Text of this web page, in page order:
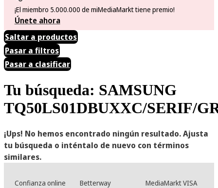
¡El miembro 5.000.000 de miMediaMarkt tiene premio!
Únete ahora
Saltar a productos
Pasar a filtros
Pasar a clasificar
Tu búsqueda: SAMSUNG
TQ50LS01DBUXXC/SERIF/
¡Ups! No hemos encontrado ningún resultado. Ajusta
tu búsqueda o inténtalo de nuevo con términos
similares.
Confianza online Betterway
MediaMarkt VISA